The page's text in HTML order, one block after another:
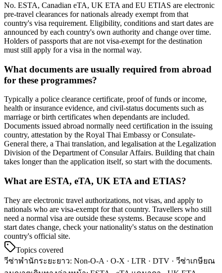
No. ESTA, Canadian eTA, UK ETA and EU ETIAS are electronic
pre-travel clearances for nationals already exempt from that
country's visa requirement. Eligibility, conditions and start dates are
announced by each country's own authority and change over time.
Holders of passports that are not visa-exempt for the destination
must still apply for a visa in the normal way.
What documents are usually required from abroad
for these programmes?
Typically a police clearance certificate, proof of funds or income,
health or insurance evidence, and civil-status documents such as
marriage or birth certificates when dependants are included.
Documents issued abroad normally need certification in the issuing
country, attestation by the Royal Thai Embassy or Consulate-
General there, a Thai translation, and legalisation at the Legalization
Division of the Department of Consular Affairs. Building that chain
takes longer than the application itself, so start with the documents.
What are ESTA, eTA, UK ETA and ETIAS?
They are electronic travel authorizations, not visas, and apply to
nationals who are visa-exempt for that country. Travellers who still
need a normal visa are outside these systems. Because scope and
start dates change, check your nationality's status on the destination
country's official site.
Topics covered
วีซ่าพำนักระยะยาว: Non-O-A · O-X · LTR · DTV · วีซ่าเกษียณ